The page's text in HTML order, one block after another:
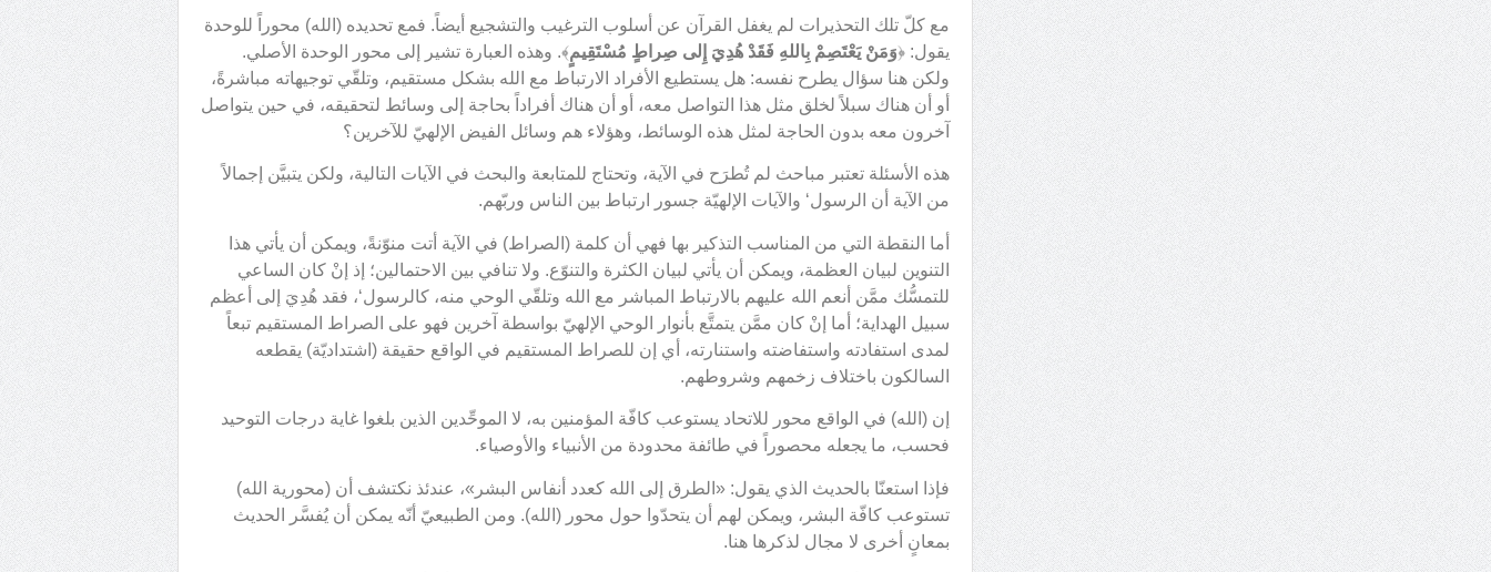
مع كلّ تلك التحذيرات لم يغفل القرآن عن أسلوب الترغيب والتشجيع أيضاً. فمع تحديده (الله) محوراً للوحدة
يقول: ﴿وَمَنْ يَعْتَصِمْ بِاللهِ فَقَدْ هُدِيَ إِلى صِراطٍ مُسْتَقِيمٍ﴾. وهذه العبارة تشير إلى محور الوحدة الأصلي.
ولكن هنا سؤال يطرح نفسه: هل يستطيع الأفراد الارتباط مع الله بشكل مستقيم، وتلقّي توجيهاته مباشرةً،
أو أن هناك سبلاً لخلق مثل هذا التواصل معه، أو أن هناك أفراداً بحاجة إلى وسائط لتحقيقه، في حين يتواصل
آخرون معه بدون الحاجة لمثل هذه الوسائط، وهؤلاء هم وسائل الفيض الإلهيّ للآخرين؟
هذه الأسئلة تعتبر مباحث لم تُطرَح في الآية، وتحتاج للمتابعة والبحث في الآيات التالية، ولكن يتبيَّن إجمالاً
من الآية أن الرسول‘ والآيات الإلهيّة جسور ارتباط بين الناس وربّهم.
أما النقطة التي من المناسب التذكير بها فهي أن كلمة (الصراط) في الآية أتت منوّنةً، ويمكن أن يأتي هذا
التنوين لبيان العظمة، ويمكن أن يأتي لبيان الكثرة والتنوّع. ولا تنافي بين الاحتمالين؛ إذ إنْ كان الساعي
للتمسُّك ممَّن أنعم الله عليهم بالارتباط المباشر مع الله وتلقّي الوحي منه، كالرسول‘، فقد هُدِيَ إلى أعظم
سبيل الهداية؛ أما إنْ كان ممَّن يتمتَّع بأنوار الوحي الإلهيّ بواسطة آخرين فهو على الصراط المستقيم تبعاً
لمدى استفادته واستفاضته واستنارته، أي إن للصراط المستقيم في الواقع حقيقة (اشتداديّة) يقطعه
السالكون باختلاف زخمهم وشروطهم.
إن (الله) في الواقع محور للاتحاد يستوعب كافّة المؤمنين به، لا الموحِّدين الذين بلغوا غاية درجات التوحيد
فحسب، ما يجعله محصوراً في طائفة محدودة من الأنبياء والأوصياء.
فإذا استعنّا بالحديث الذي يقول: «الطرق إلى الله كعدد أنفاس البشر»، عندئذ نكتشف أن (محورية الله)
تستوعب كافّة البشر، ويمكن لهم أن يتحدّوا حول محور (الله). ومن الطبيعيّ أنّه يمكن أن يُفسَّر الحديث
بمعانٍ أخرى لا مجال لذكرها هنا.